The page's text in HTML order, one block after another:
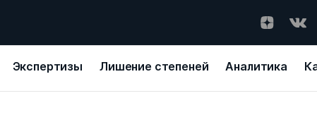
Экспертизы Лишение степеней Аналитика